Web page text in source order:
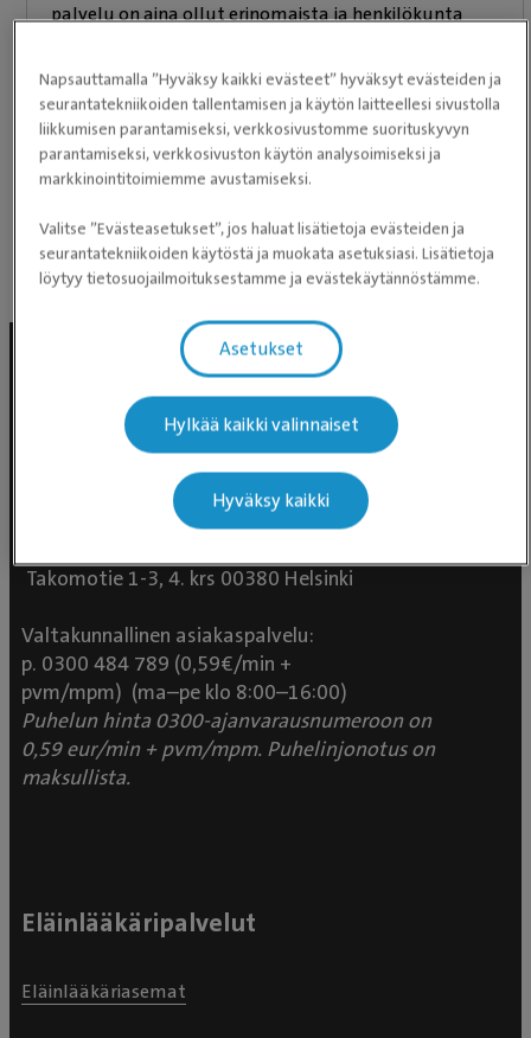
palvelu on aina ollut erinomaista ja henkilökunta
myös että hammaslääkäri hoitaa samalla
mahdolliset lisähoidot tarkastuksessa, eikä tarvitse
varata toista aikaa. Täällä on myös hyvä
silmäspesialisti.
Perustuen Google-arvioihin
Julkaisumme Facebookissa
Takomotie 1-3, 4. krs 00380 Helsinki
Valtakunnallinen asiakaspalvelu:
p. 0300 484 789 (0,59€/min +
pvm/mpm) (ma–pe klo 8:00–16:00)
Puhelun hinta 0300-ajanvarausnumeroon on
0,59 eur/min + pvm/mpm. Puhelinjonotus on
maksullista.
Eläinlääkäripalvelut
Eläinlääkäriasemat
Napsauttamalla ”Hyväksy kaikki evästeet” hyväksyt evästeiden ja
seurantatekniikoiden tallentamisen ja käytön laitteellesi sivustolla
liikkumisen parantamiseksi, verkkosivustomme suorituskyvyn
parantamiseksi, verkkosivuston käytön analysoimiseksi ja
markkinointitoimiemme avustamiseksi.
Valitse ”Evästeasetukset”, jos haluat lisätietoja evästeiden ja
seurantatekniikoiden käytöstä ja muokata asetuksiasi. Lisätietoja
löytyy tietosuojailmoituksestamme ja evästekäytännöstämme.
Asetukset
Hylkää kaikki valinnaiset
Hyväksy kaikki